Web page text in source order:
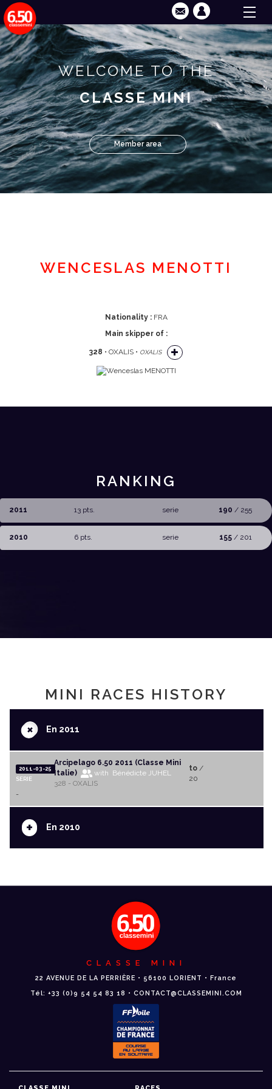
WELCOME TO THE
CLASSE MINI
Member area
WENCESLAS MENOTTI
Nationality :FRA
Main skipper of :
328 • OXALIS • OXALIS
RANKING
2011 13 pts. serie 190 / 255
2010 6 pts. serie 155/ 201
MINI RACES HISTORY
+En 2011
2011-03-25
SERIE
Arcipelago 6.50 2011 (Classe Mini
Italie)
with Bénédicte JUHEL
328 - OXALIS
to/
20
-
+ En 2010
CLASSE MINI
22 AVENUE DE LA PERRIÈRE • 56100 LORIENT • France
Tél: +33 (0)9 54 54 83 18 • CONTACT@CLASSEMINI.COM